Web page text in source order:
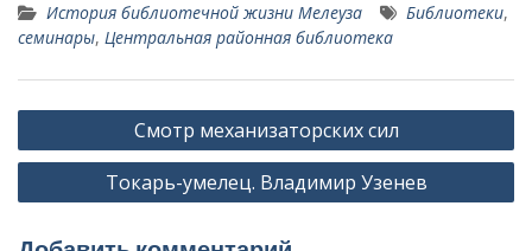
История библиотечной жизни Мелеуза Библиотеки,
семинары, Центральная районная библиотека
Навигация
по
записям
Смотр механизаторских сил
Токарь-умелец. Владимир Узенев